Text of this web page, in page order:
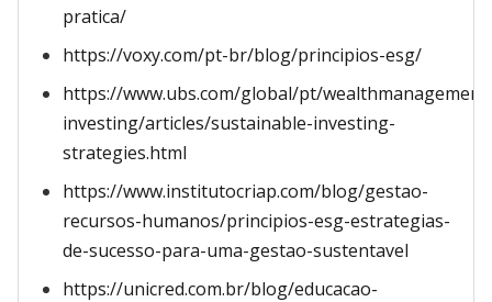
pratica/
https://voxy.com/pt-br/blog/principios-esg/
https://www.ubs.com/global/pt/
investing/articles/sustainable-investing-
strategies.html
https://www.institutocriap.com/blog/gestao-
recursos-humanos/principios-esg-estrategias-
de-sucesso-para-uma-gestao-sustentavel
https://unicred.com.br/blog/educacao-